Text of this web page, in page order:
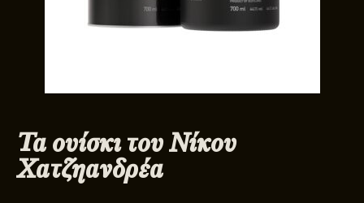
Τα ουίσκι του Νίκου
Χατζηανδρέα